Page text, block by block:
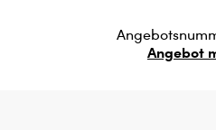
Angebot